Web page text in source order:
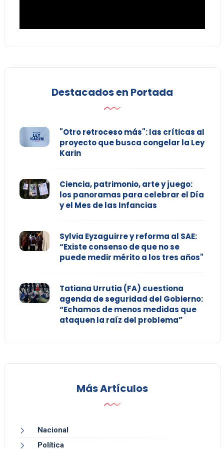
Destacados en Portada
"Otro retroceso más": las críticas al
proyecto que busca congelar la Ley
Karin
Ciencia, patrimonio, arte y juego:
los panoramas para celebrar el Día
y el Mes de las Infancias
Sylvia Eyzaguirre y reforma al SAE:
“Existe consenso de que no se
puede medir mérito a los tres años"
Tatiana Urrutia (FA) cuestiona
agenda de seguridad del Gobierno:
“Echamos de menos medidas que
ataquen la raíz del problema”
Más Artículos
Nacional
Política